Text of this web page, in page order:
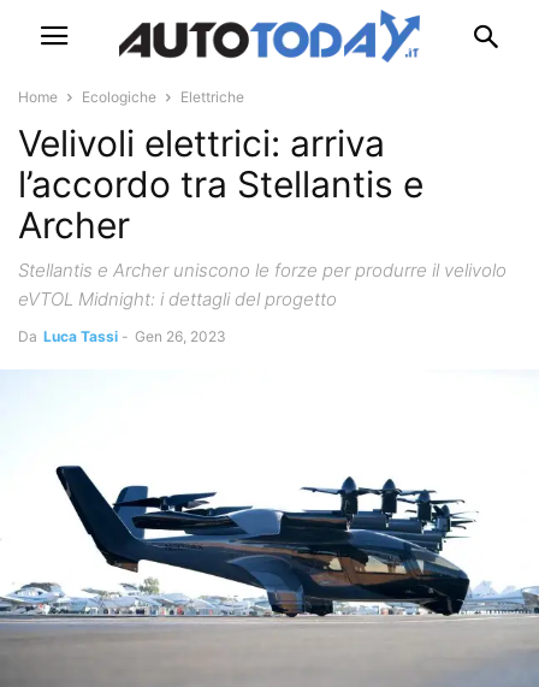
Home Ecologiche Elettriche
Velivoli elettrici: arriva
l’accordo tra Stellantis e
Archer
Stellantis e Archer uniscono le forze per produrre il velivolo
eVTOL Midnight: i dettagli del progetto
Da Luca Tassi - Gen 26, 2023